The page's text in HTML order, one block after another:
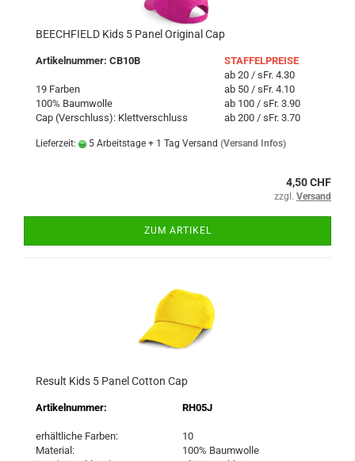
BEECHFIELD Kids 5 Panel Original Cap
Artikelnummer: CB10B
STAFFELPREISE
ab 20 / sFr. 4.30
19 Farben
ab 50 / sFr. 4.10
100% Baumwolle
ab 100 / sFr. 3.90
Cap (Verschluss): Klettverschluss
ab 200 / sFr. 3.70
Lieferzeit: 5 Arbeitstage + 1 Tag Versand (Versand Infos)
4,50 CHF
zzgl. Versand
ZUM ARTIKEL
Result Kids 5 Panel Cotton Cap
Artikelnummer: RH05J
erhältliche Farben:
10
Material:
100% Baumwolle